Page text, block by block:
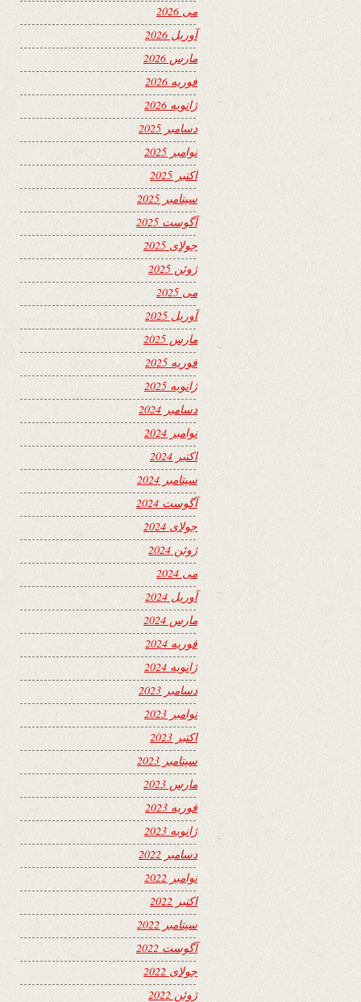
می 2026
آوریل 2026
مارس 2026
فوریه 2026
ژانویه 2026
دسامبر 2025
نوامبر 2025
اکتبر 2025
سپتامبر 2025
آگوست 2025
جولای 2025
ژوئن 2025
می 2025
آوریل 2025
مارس 2025
فوریه 2025
ژانویه 2025
دسامبر 2024
نوامبر 2024
اکتبر 2024
سپتامبر 2024
آگوست 2024
جولای 2024
ژوئن 2024
می 2024
آوریل 2024
مارس 2024
فوریه 2024
ژانویه 2024
دسامبر 2023
نوامبر 2023
اکتبر 2023
سپتامبر 2023
مارس 2023
فوریه 2023
ژانویه 2023
دسامبر 2022
نوامبر 2022
اکتبر 2022
سپتامبر 2022
آگوست 2022
جولای 2022
ژوئن 2022